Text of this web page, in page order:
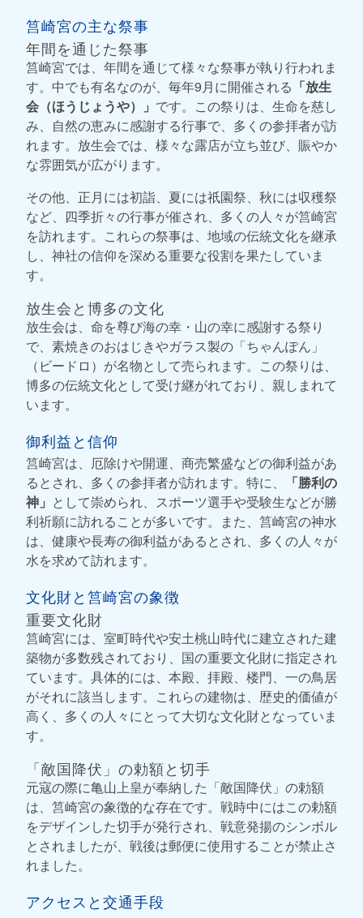
筥崎宮の主な祭事
年間を通じた祭事
筥崎宮では、年間を通じて様々な祭事が執り行われま
す。中でも有名なのが、毎年9月に開催される 「放生
会（ほうじょうや）」 です。この祭りは、生命を慈し
み、自然の恵みに感謝する行事で、多くの参拝者が訪
れます。放生会では、様々な露店が立ち並び、賑やか
な雰囲気が広がります。
その他、正月には初詣、夏には祇園祭、秋には収穫祭
など、四季折々の行事が催され、多くの人々が筥崎宮
を訪れます。これらの祭事は、地域の伝統文化を継承
し、神社の信仰を深める重要な役割を果たしていま
す。
放生会と博多の文化
放生会は、命を尊び海の幸・山の幸に感謝する祭り
で、素焼きのおはじきやガラス製の「ちゃんぽん」
（ビードロ）が名物として売られます。この祭りは、
博多の伝統文化として受け継がれており、親しまれて
います。
御利益と信仰
筥崎宮は、厄除けや開運、商売繁盛などの御利益があ
るとされ、多くの参拝者が訪れます。特に、
「勝利の
神」 として崇められ、スポーツ選手や受験生などが勝
利祈願に訪れることが多いです。また、筥崎宮の神水
は、健康や長寿の御利益があるとされ、多くの人々が
水を求めて訪れます。
文化財と筥崎宮の象徴
重要文化財
筥崎宮には、室町時代や安土桃山時代に建立された建
築物が多数残されており、国の重要文化財に指定され
ています。具体的には、本殿、拝殿、楼門、一の鳥居
がそれに該当します。これらの建物は、歴史的価値が
高く、多くの人々にとって大切な文化財となっていま
す。
「敵国降伏」の勅額と切手
元寇の際に亀山上皇が奉納した「敵国降伏」の勅額
は、筥崎宮の象徴的な存在です。戦時中にはこの勅額
をデザインした切手が発行され、戦意発揚のシンボル
とされましたが、戦後は郵便に使用することが禁止さ
れました。
アクセスと交通手段